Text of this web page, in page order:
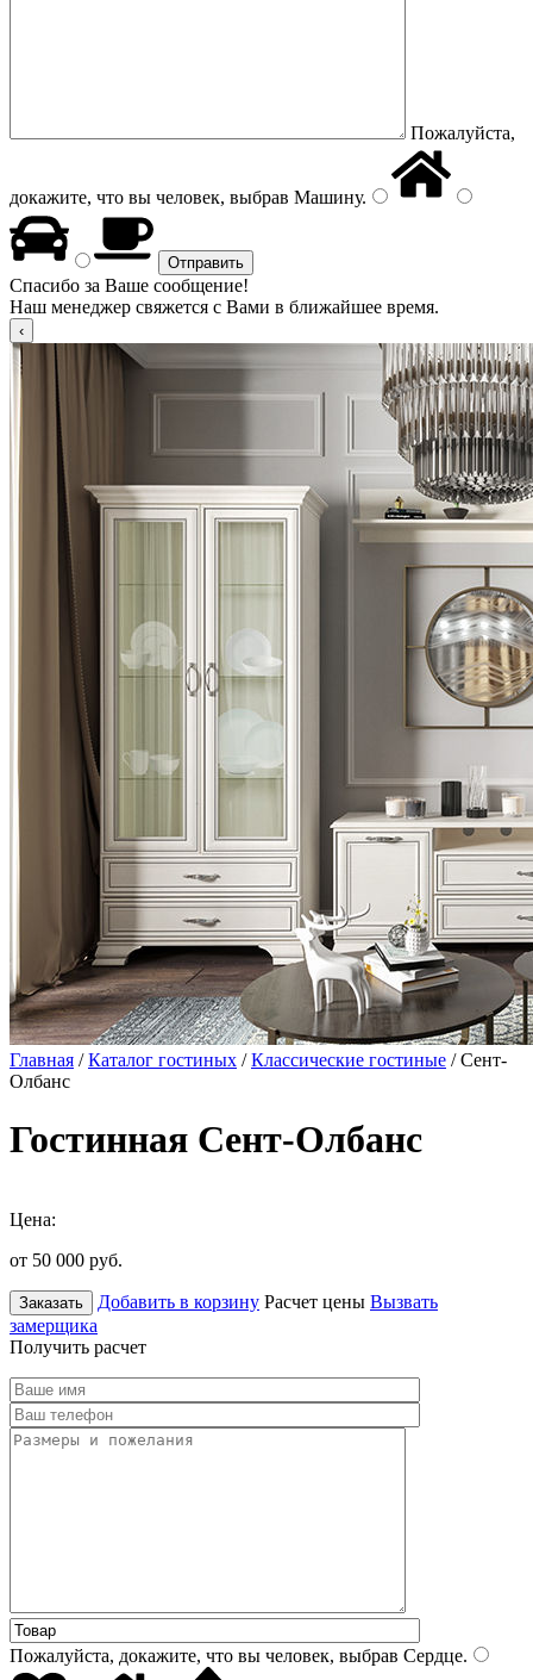
Пожалуйста,
докажите, что вы человек, выбрав Машину.
Спасибо за Ваше сообщение!
Наш менеджер свяжется с Вами в ближайшее время.
Главная /Каталог гостиных /Классические гостиные / Сент-
Олбанс
Гостинная Сент-Олбанс
Цена:
от 50 000 руб.
Заказать Добавить в корзину Расчет цены Вызвать
замерщика
Получить расчет
Пожалуйста, докажите, что вы человек, выбрав Сердце.